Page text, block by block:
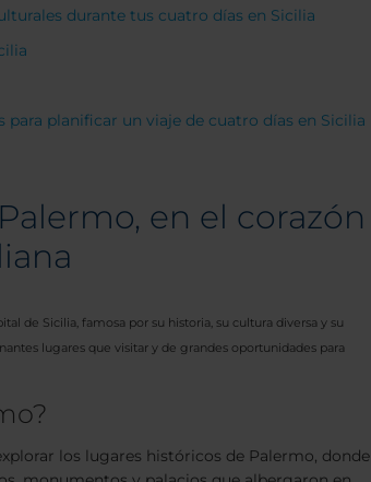
durante tus cuatro días en Sicilia
para planificar un viaje de cuatro días en Sicilia
en el corazón
de Sicilia, famosa por su historia, su cultura diversa y su
lugares que visitar y de grandes oportunidades para
los lugares históricos de Palermo, donde